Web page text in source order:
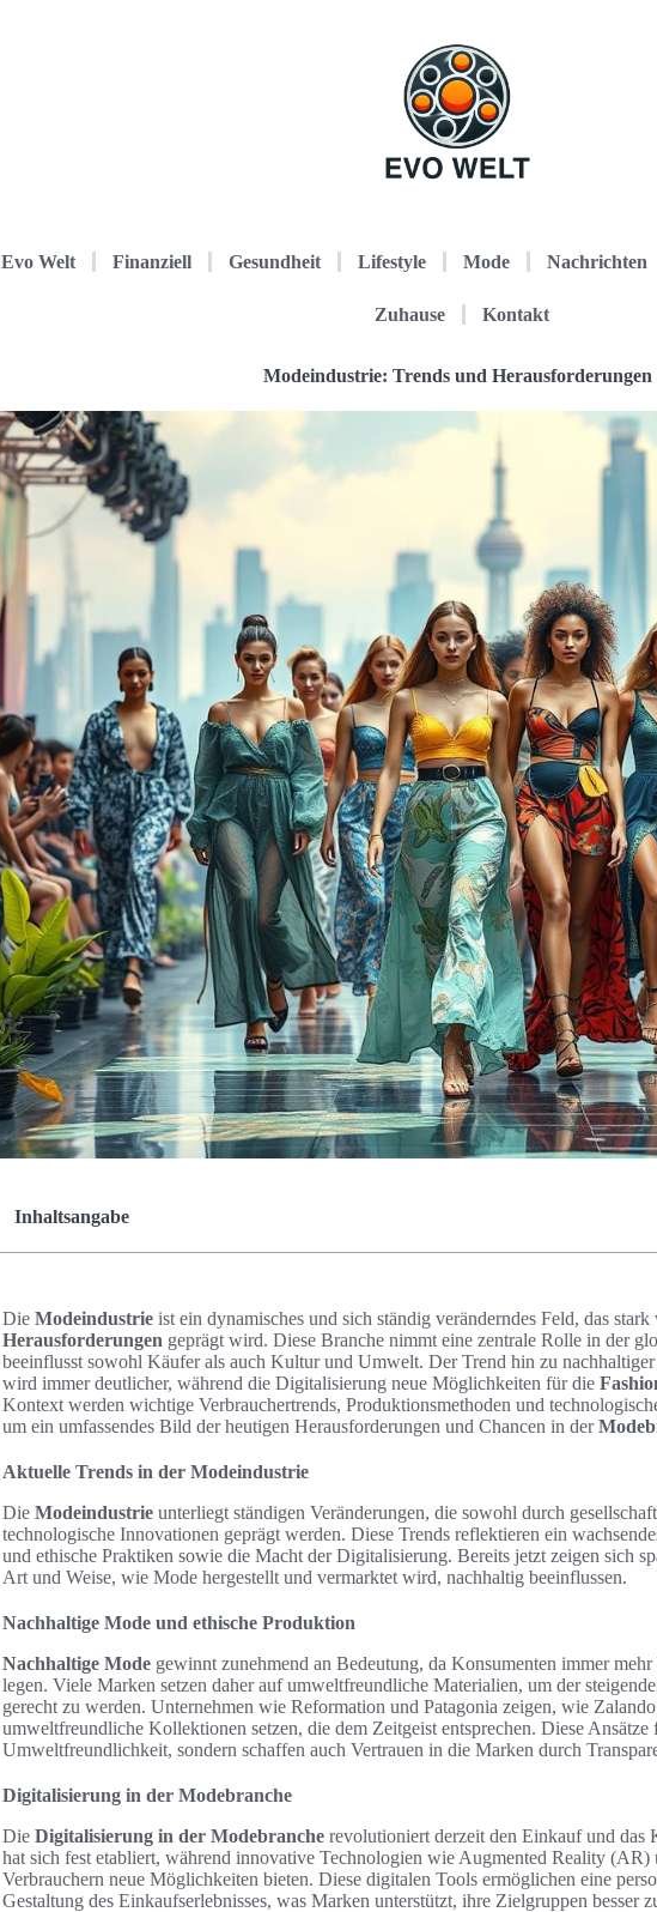
Evo Welt Finanziell Gesundheit Lifestyle Mode Nachrichten
Zuhause Kontakt
Modeindustrie: Trends und Herausforderungen
Inhaltsangabe
Die Modeindustrie ist ein dynamisches und sich ständig veränderndes Feld, das
Herausforderungen geprägt wird. Diese Branche nimmt eine zentrale Rolle in der
beeinflusst sowohl Käufer als auch Kultur und Umwelt. Der Trend hin zu
wird immer deutlicher, während die Digitalisierung neue Möglichkeiten für die
Kontext werden wichtige Verbrauchertrends, Produktionsmethoden und
um ein umfassendes Bild der heutigen Herausforderungen und Chancen in der
Aktuelle Trends in der Modeindustrie
Die Modeindustrie unterliegt ständigen Veränderungen, die sowohl durch
technologische Innovationen geprägt werden. Diese Trends reflektieren ein
und ethische Praktiken sowie die Macht der Digitalisierung. Bereits jetzt zeigen sich
Art und Weise, wie Mode hergestellt und vermarktet wird, nachhaltig beeinflussen.
Nachhaltige Mode und ethische Produktion
Nachhaltige Mode gewinnt zunehmend an Bedeutung, da Konsumenten immer
legen. Viele Marken setzen daher auf umweltfreundliche Materialien, um der
gerecht zu werden. Unternehmen wie Reformation und Patagonia zeigen, wie
umweltfreundliche Kollektionen setzen, die dem Zeitgeist entsprechen. Diese
Umweltfreundlichkeit, sondern schaffen auch Vertrauen in die Marken durch
Digitalisierung in der Modebranche
Die Digitalisierung in der Modebranche revolutioniert derzeit den Einkauf und das
hat sich fest etabliert, während innovative Technologien wie Augmented Reality
Verbrauchern neue Möglichkeiten bieten. Diese digitalen Tools ermöglichen eine
Gestaltung des Einkaufserlebnisses, was Marken unterstützt, ihre Zielgruppen besser